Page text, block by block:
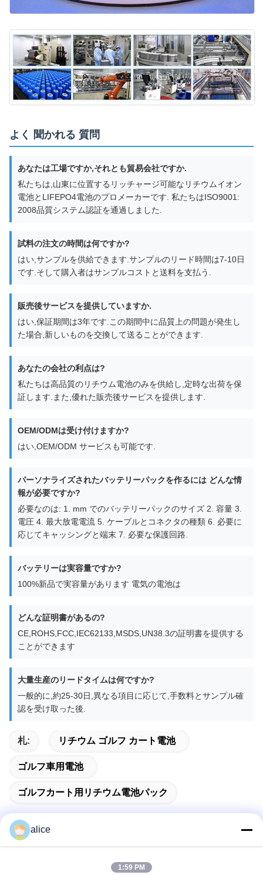
よく 聞かれる 質問
あなたは工場ですか,それとも貿易会社ですか.
私たちは,山東に位置するリッチャージ可能なリチウムイオン
電池とLIFEPO4電池のプロメーカーです. 私たちはISO9001:
2008品質システム認証を通過しました.
試料の注文の時間は何ですか?
はい,サンプルを供給できます.サンプルのリード時間は7-10日
です.そして購入者はサンプルコストと送料を支払う.
販売後サービスを提供していますか.
はい,保証期間は3年です.この期間中に品質上の問題が発生し
た場合,新しいものを交換して送ることができます.
あなたの会社の利点は?
私たちは高品質のリチウム電池のみを供給し,定時な出荷を保
証します.また,優れた販売後サービスを提供します.
OEM/ODMは受け付けますか?
はい,OEM/ODM サービスも可能です.
パーソナライズされたバッテリーパックを作るには どんな情
報が必要ですか?
必要なのは: 1. mm でのバッテリーパックのサイズ 2. 容量 3.
電圧 4. 最大放電電流 5. ケーブルとコネクタの種類 6. 必要に
応じてキャッシングと端末 7. 必要な保護回路.
バッテリーは実容量ですか?
100%新品で実容量があります 電気の電池は
どんな証明書があるの?
CE,ROHS,FCC,IEC62133,MSDS,UN38.3の証明書を提供する
ことができます
大量生産のリードタイムは何ですか?
一般的に,約25-30日,異なる項目に応じて,手数料とサンプル確
認を受け取った後.
札: リチウム ゴルフ カート電池
ゴルフ車用電池
ゴルフカート用リチウム電池パック
クイックコンタクト
alice
1:59 PM